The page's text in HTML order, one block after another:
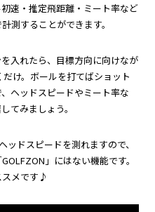
速・推定飛距離・ミート率など
測することができます。
入れたら、目標方向に向けなが
け。ボールを打てばショット
ヘッドスピードやミート率な
てみましょう。
ッドスピードを測れますので、
」にはない機能です。
スメです♪